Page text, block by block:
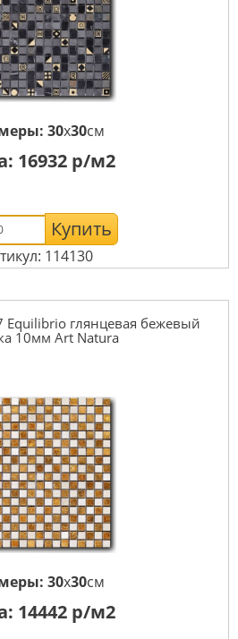
30x30см
16932р/м2
Купить
114130
Equilibrio глянцевая бежевый
10мм Art Natura
30x30см
14442р/м2